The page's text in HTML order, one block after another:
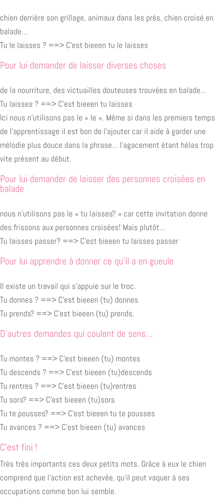
chien derrière son grillage, animaux dans les prés, chien croisé en
balade…
Tu le laisses ? ==> C’est bieeen tu le laisses
Pour lui demander de laisser diverses choses
de la nourriture, des victuailles douteuses trouvées en balade…
Tu laisses ? ==> C’est bieeen tu laisses
Ici nous n’utilisons pas le « le ». Même si dans les premiers temps
de l’apprentissage il est bon de l’ajouter car il aide à garder une
mélodie plus douce dans la phrase… l’agacement étant hélas trop
vite présent au début.
Pour lui demander de laisser des personnes croisées en
balade
nous n’utilisons pas le « tu laisses? » car cette invitation donne
des frissons aux personnes croisées! Mais plutôt…
Tu laisses passer? ==> C’est bieeen tu laisses passer
Pour lui apprendre à donner ce qu’il a en gueule
Il existe un travail qui s’appuie sur le troc.
Tu donnes ? ==> C’est bieeen (tu) donnes
Tu prends? ==> C’est bieeen (tu) prends.
D’autres demandes qui coulent de sens…
Tu montes ? ==> C’est bieeen (tu) montes
Tu descends ? ==> C’est bieeen (tu)descends
Tu rentres ? ==> C’est bieeen (tu)rentres
Tu sors? ==> C’est bieeen (tu)sors
Tu te pousses? ==> C’est bieeen tu te pousses
Tu avances ? ==> C’est bieeen (tu) avances
C’est fini !
Très très importants ces deux petits mots. Grâce à eux le chien
comprend que l’action est achevée, qu’il peut vaquer à ses
occupations comme bon lui semble.